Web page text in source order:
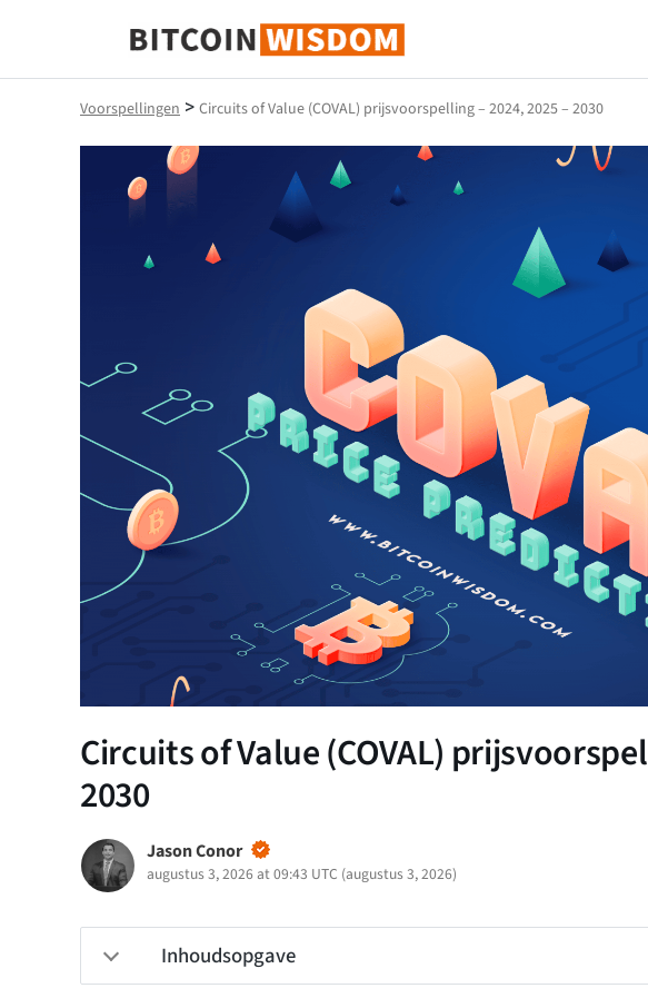
Bitcoin-wijsheid
Voorspellingen > Circuits of Value (COVAL) prijsvoorspelling – 2024, 2025 – 2030
Circuits of Value (COVAL)
2030
Jason Conor
augustus 3, 2026 at 09:43 UTC (augustus 3, 2026)
Inhoudsopgave